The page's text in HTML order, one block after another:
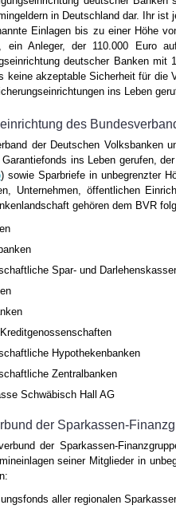
in Deutschland dar. Ihr
Einlagen bis zu einer Höhe
ein Anleger, der 110.000 Euro
deutscher Banken
keine akzeptable Sicherheit für die
ins Leben
des
der Deutschen Volksbanken
Garantiefonds ins Leben gerufen,
) sowie Sparbriefe in unbegrenzter
Unternehmen, öffentlichen
gehören dem BVR
Spar- und
Hypothekenbanken
Zentralbanken
Schwäbisch Hall AG
der Sparkassen-
der Sparkassen-
seiner Mitglieder in
aller regionalen